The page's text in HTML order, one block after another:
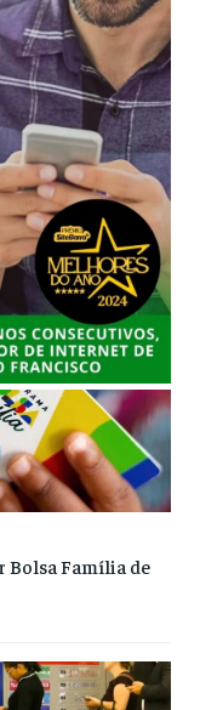
Bolsa Família de